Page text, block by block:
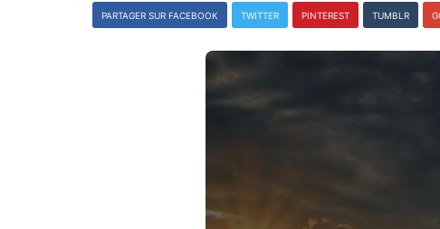
PARTAGER SUR FACEBOOK TWITTER PINTEREST TUMBLR